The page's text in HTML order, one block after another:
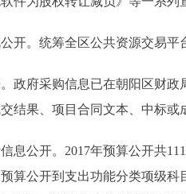
。统筹全区公共资源交易平
府采购信息已在朝阳区财政
结果、项目合同文本、中标或
公开。2017年预算公开共111
算公开到支出功能分类项级